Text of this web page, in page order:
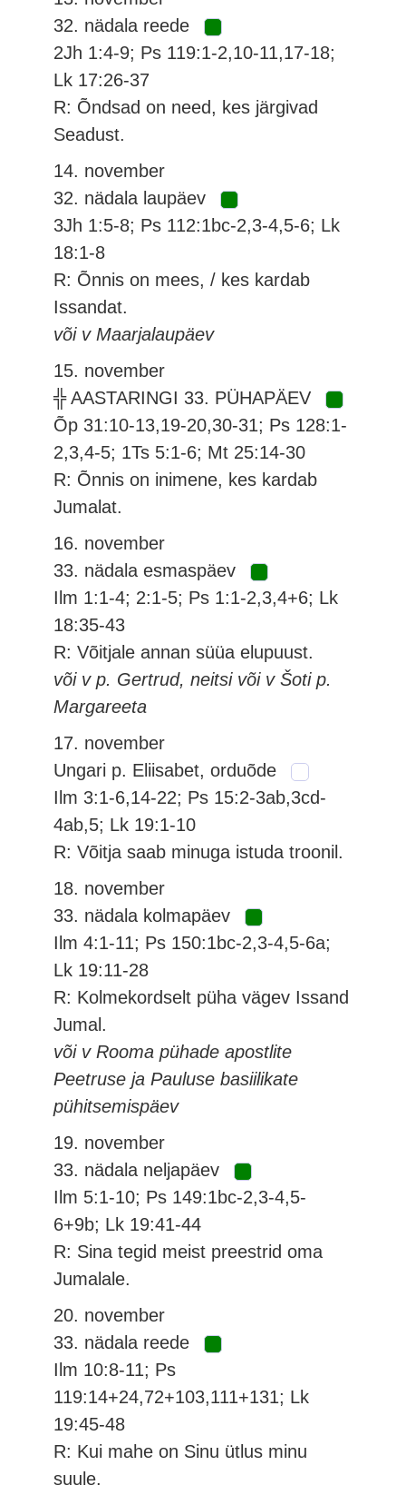
32. nädala reede
2Jh 1:4-9; Ps 119:1-2,10-11,17-18;
Lk 17:26-37
R: Õndsad on need, kes järgivad
Seadust.
14. november
32. nädala laupäev
3Jh 1:5-8; Ps 112:1bc-2,3-4,5-6; Lk
18:1-8
R: Õnnis on mees, / kes kardab
Issandat.
või v Maarjalaupäev
15. november
╬ AASTARINGI 33. PÜHAPÄEV
Õp 31:10-13,19-20,30-31; Ps 128:1-
2,3,4-5; 1Ts 5:1-6; Mt 25:14-30
R: Õnnis on inimene, kes kardab
Jumalat.
16. november
33. nädala esmaspäev
Ilm 1:1-4; 2:1-5; Ps 1:1-2,3,4+6; Lk
18:35-43
R: Võitjale annan süüa elupuust.
või v p. Gertrud, neitsi või v Šoti p.
Margareeta
17. november
Ungari p. Eliisabet, orduõde
Ilm 3:1-6,14-22; Ps 15:2-3ab,3cd-
4ab,5; Lk 19:1-10
R: Võitja saab minuga istuda troonil.
18. november
33. nädala kolmapäev
Ilm 4:1-11; Ps 150:1bc-2,3-4,5-6a;
Lk 19:11-28
R: Kolmekordselt püha vägev Issand
Jumal.
või v Rooma pühade apostlite
Peetruse ja Pauluse basiilikate
pühitsemispäev
19. november
33. nädala neljapäev
Ilm 5:1-10; Ps 149:1bc-2,3-4,5-
6+9b; Lk 19:41-44
R: Sina tegid meist preestrid oma
Jumalale.
20. november
33. nädala reede
Ilm 10:8-11; Ps
119:14+24,72+103,111+131; Lk
19:45-48
R: Kui mahe on Sinu ütlus minu
suule.